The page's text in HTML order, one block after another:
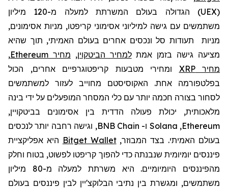
(
UEX
) הגדולה בעולם המשרתת למעלה מ-120
מיליון
משתמשים עם גישה למיליוני אסימוני קריפטו, מניות אסימונים,
מניות תעודות סל ונכסים אחרים בעולם האמיתי, תוך שהיא
מציעה גישה בזמן אמתלמחיר הביטקוין, מחיר Ethereum
,
מחיר XRP
ומחירי מטבעות קריפטוגרפיים אחרים, הכול
בפלטפורמה אחת. האקוסיסטם מחוייב לעזור למשתמשים
לסחור בצורה חכמה יותר עם כלי המסחר המופעלים על ידי בינה
מלאכותית, יכולת פעולה הדדית בין אסימונים בביטקויין,
Ethereum
,
Solana ו- BNB Chain, וגישה רחבה יותר לנכסים
בעולם האמיתי. בצד המבוזר,Bitget Wallet היא אפליקציית
פיננסים יומיומית שנבנתה כדי להפוך קריפטו לפשוט, בטוח וחלק
מהפיננסים היומיומיים. היא
משרתת למעלה מ-80 מיליון
משתמשים, ומגשרת בין נתיבי הבלוקצ'יין לבין פיננסים בעולם